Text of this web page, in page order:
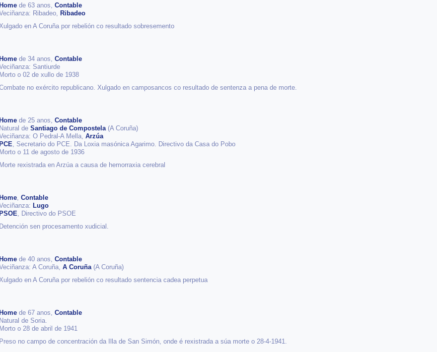
Home de 63 anos, Contable
Ribadeo, Ribadeo
en A Coruña por rebelión co resultado sobresemento
Home de 34 anos, Contable
Santiurde
Morto o 02 de xullo de 1938
no exército republicano. Xulgado en camposancos co resultado de sentenza a pena de morte.
Home de 25 anos, Contable
Natural de Santiago de Compostela(A Coruña)
O Pedral-A Mella, Arzúa
PCE, Secretario do PCE. Da Loxia masónica Agarimo. Directivo da Casa do Pobo
Morto o 11 de agosto de 1936
Morte rexistrada en Arzúa a causa de hemorraxia cerebral
Home, Contable
Lugo
PSOE, Directivo do PSOE
Detención sen procesamento xudicial.
Home de 40 anos, Contable
A Coruña, A Coruña(A Coruña)
en A Coruña por rebelión co resultado sentencia cadea perpetua
Home de 67 anos, Contable
Natural de Soria.
Morto o 28 de abril de 1941
Preso no campo de concentración da Illa de San Simón, onde é rexistrada a súa morte o 28-4-1941.